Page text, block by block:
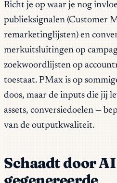
Richt je op waar je nog
publieksignalen (Customer
remarketinglijsten) en
merkuitsluitingen op
zoekwoordlijsten op
toestaat. PMax is op
doos, maar de inputs die jij
assets, conversiedoelen —
van de outputkwaliteit.
Schaadt door AI